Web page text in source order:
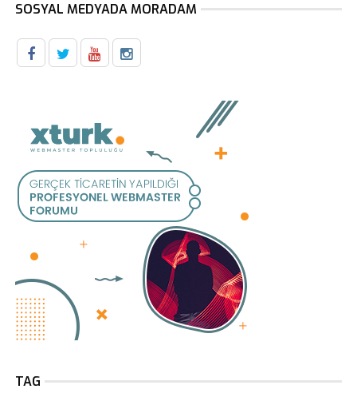
SOSYAL MEDYADA MORADAM
TAG